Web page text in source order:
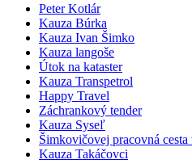
Peter Kotlár
Kauza Búrka
Kauza Ivan Šimko
Kauza langoše
Útok na kataster
Kauza Transpetrol
Happy Travel
Záchrankový tender
Kauza Syseľ
Šimkovičovej pracovná
Kauza Takáčovci